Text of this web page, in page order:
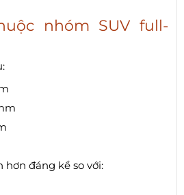
nhóm SUV full-
hơn đáng kể so với: